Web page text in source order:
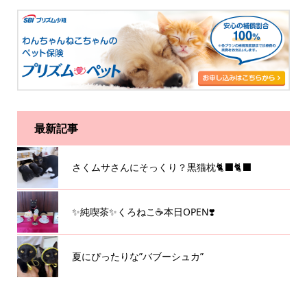
最新記事
さくムサさんにそっくり？黒猫枕🐈‍⬛🐈‍⬛
✨純喫茶✨くろねこ☕️本日OPEN❣️
夏にぴったりな”バブーシュカ”